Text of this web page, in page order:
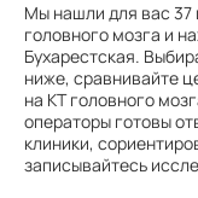
Мы нашли для вас 37
головного мозга и
Бухарестская.
ниже, сравнивайте
на КТ головного
операторы готовы
клиники,
записывайтесь